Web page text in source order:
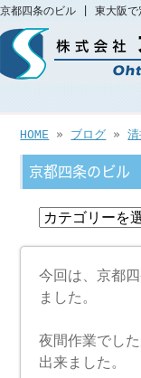
京都四条のビル | 東大阪で
HOME » ブログ »
京都四条のビル
今回は、京都
ました。
夜間作業でし
出来ました。